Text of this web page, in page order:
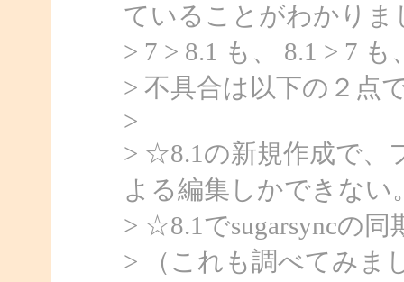
ていることがわかりま
> 7 > 8.1 も、 8.1 > 7
> 不具合は以下の２点
>
> ☆8.1の新規作成で、
よる編集しかできない
> ☆8.1でsugarsyncの
> （これも調べてみま